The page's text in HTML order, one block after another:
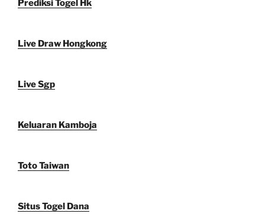
Prediksi Togel Hk
Live Draw Hongkong
Live Sgp
Keluaran Kamboja
Toto Taiwan
Situs Togel Dana